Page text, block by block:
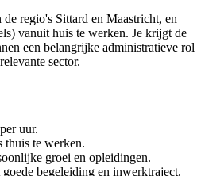
regio's Sittard en Maastricht, en
vanuit huis te werken. Je krijgt de
een belangrijke administratieve rol
sector.
uur.
te werken.
groei en opleidingen.
begeleiding en inwerktraject.